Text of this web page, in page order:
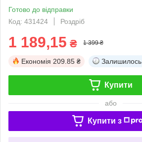
Готово до відправки
Код: 431424
Роздріб
1 189,15 ₴ 1 399 ₴
Економія 209.85 ₴ Залишилось
Купити
або
Купити з